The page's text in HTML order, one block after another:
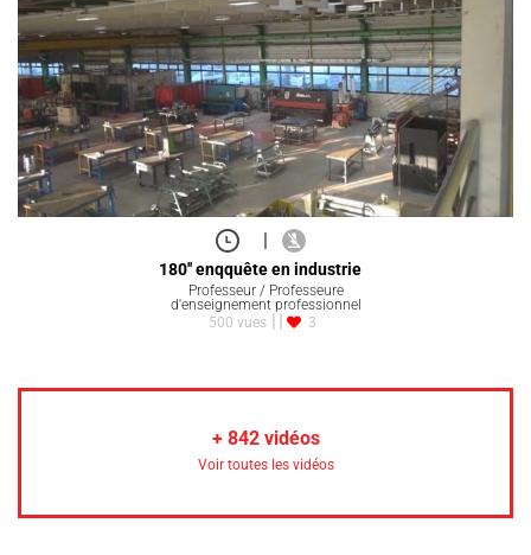
|
180'' enqquête en industrie
Professeur / Professeure
d'enseignement professionnel
500 vues
3
+ 842vidéos
Voir toutes les vidéos